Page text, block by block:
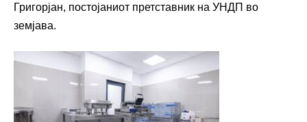
Григорјан, постојаниот претставник на УНДП во
земјава.